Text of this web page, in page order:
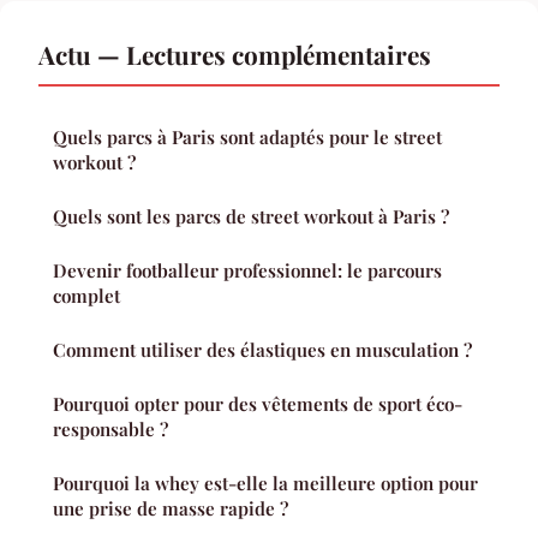
Actu — Lectures complémentaires
Quels parcs à Paris sont adaptés pour le street
workout ?
Quels sont les parcs de street workout à Paris ?
Devenir footballeur professionnel: le parcours
complet
Comment utiliser des élastiques en musculation ?
Pourquoi opter pour des vêtements de sport éco-
responsable ?
Pourquoi la whey est-elle la meilleure option pour
une prise de masse rapide ?